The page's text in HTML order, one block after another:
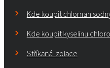
Kde koupit chlornan
Kde koupit kyselinu
Stříkaná izolace